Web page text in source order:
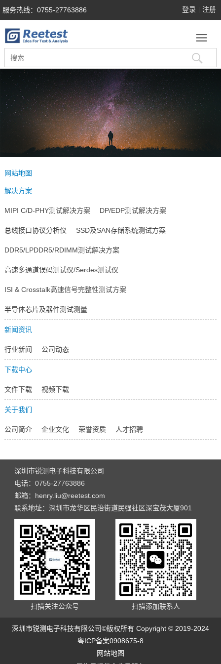
服务热线：0755-27763886 登录 注册
网站地图
解决方案
MIPI C/D-PHY测试解决方案 DP/EDP测试解决方案
总线接口协议分析仪 SSD及SAN存储系统测试方案
DDR5/LPDDR5/RDIMM测试解决方案
高速多通道误码测试仪/Serdes测试仪
ISI & Crosstalk高速信号完整性测试方案
半导体芯片及器件测试测量
新闻资讯
行业新闻 公司动态
下载中心
文件下载 视频下载
关于我们
公司简介 企业文化 荣誉资质 人才招聘
深圳市锐测电子科技有限公司
电话：0755-27763886
邮箱：henry.liu@reetest.com
联系地址：深圳市龙华区民治街道民强社区深宝茂大厦901
扫描关注公众号 扫描添加联系人
深圳市锐测电子科技有限公司©版权所有 Copyright © 2019-2024
粤ICP备案0908675-8
网站地图